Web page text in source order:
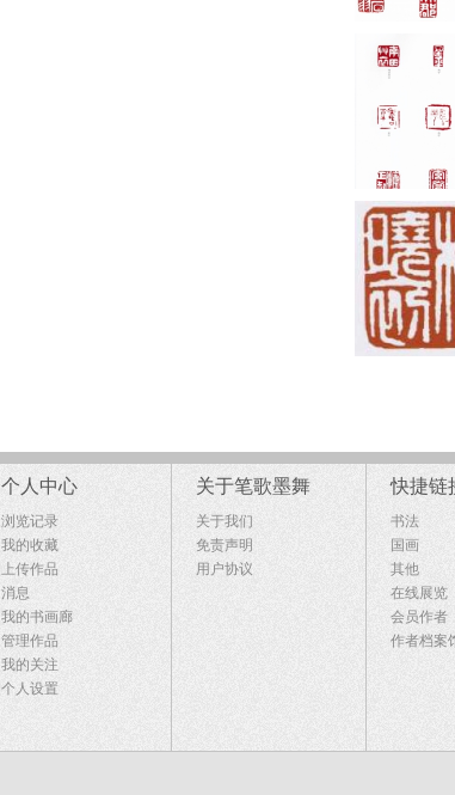
个人中心
浏览记录
我的收藏
上传作品
消息
我的书画廊
管理作品
我的关注
个人设置
关于笔歌墨舞
关于我们
免责声明
用户协议
快捷链
书法
国画
其他
在线展览
会员作者
作者档案